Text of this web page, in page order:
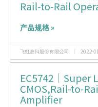
Rail-to-Rail
产品规格 »
飞虹高科股份有限公司 2022-
EC5742｜Super
CMOS,Rail-to-
Amplifier